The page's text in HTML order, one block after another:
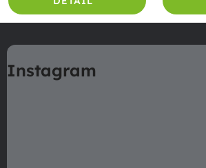
á
pInstagram